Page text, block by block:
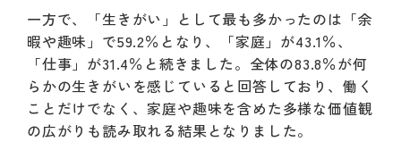
一方で、「生きがい」として最も多かったのは「余
暇や趣味」で59.2％となり、「家庭」が43.1％、
「仕事」が31.4％と続きました。全体の83.8％が何
らかの生きがいを感じていると回答しており、働く
ことだけでなく、家庭や趣味を含めた多様な価値観
の広がりも読み取れる結果となりました。